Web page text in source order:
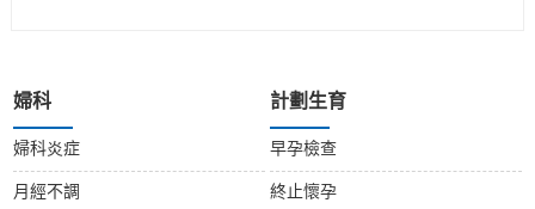
婦科
婦科炎症
月經不調
計劃生育
早孕檢查
終止懷孕